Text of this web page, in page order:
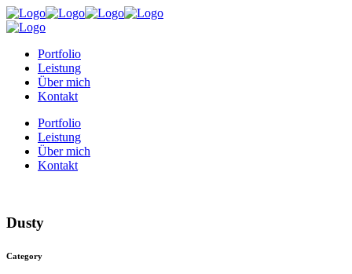
Portfolio
Leistung
Über mich
Kontakt
Portfolio
Leistung
Über mich
Kontakt
Dusty
Category